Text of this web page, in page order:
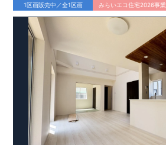
1区画販売中／全1区画 みらいエコ住宅2026事業